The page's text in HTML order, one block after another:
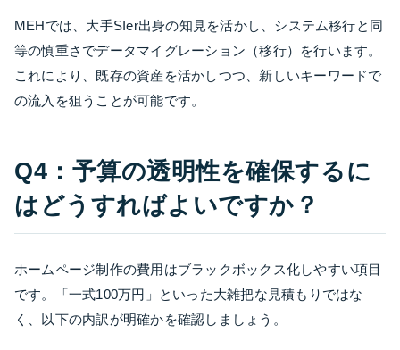
MEHでは、大手SIer出身の知見を活かし、システム移行と同
等の慎重さでデータマイグレーション（移行）を行います。
これにより、既存の資産を活かしつつ、新しいキーワードで
の流入を狙うことが可能です。
Q4：予算の透明性を確保するに
はどうすればよいですか？
ホームページ制作の費用はブラックボックス化しやすい項目
です。「一式100万円」といった大雑把な見積もりではな
く、以下の内訳が明確かを確認しましょう。